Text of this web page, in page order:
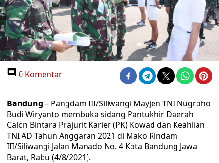
0 Komentar
Bandung – Pangdam III/Siliwangi Mayjen TNI Nugroho
Budi Wiryanto membuka sidang Pantukhir Daerah
Calon Bintara Prajurit Karier (PK) Kowad dan Keahlian
TNI AD Tahun Anggaran 2021 di Mako Rindam
III/Siliwangi Jalan Manado No. 4 Kota Bandung Jawa
Barat, Rabu (4/8/2021).